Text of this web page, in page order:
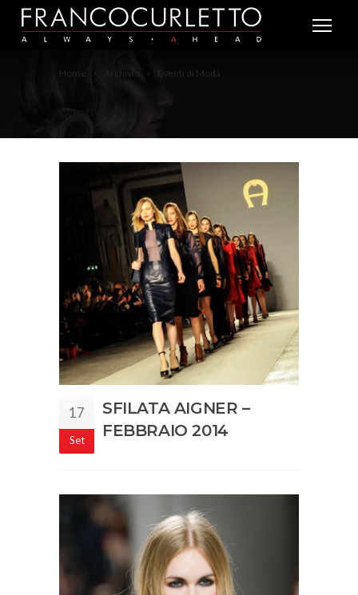
Home Archivio Eventi di Moda
Eventi di Moda
17
Set
SFILATA AIGNER –
FEBBRAIO 2014